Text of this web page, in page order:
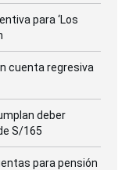
para ‘Los
cuenta regresiva
deber
S/165
para pensión